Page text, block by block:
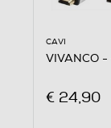
CAVI
VIVANCO
€ 24,90